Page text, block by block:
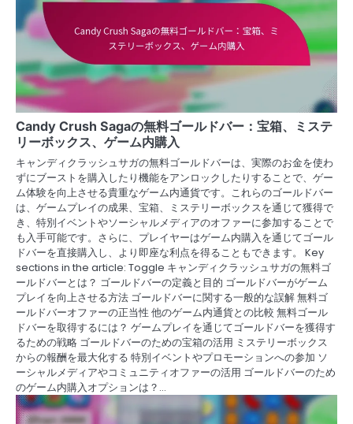
Candy Crush Sagaの無料ゴールドバー：宝箱、ミステ
リーボックス、ゲーム内購入
キャンディクラッシュサガの無料ゴールドバーは、実際のお金を使わ
ずにブーストを購入したり機能をアンロックしたりすることで、ゲー
ム体験を向上させる貴重なゲーム内通貨です。これらのゴールドバー
は、ゲームプレイの成果、宝箱、ミステリーボックスを通じて獲得で
き、特別イベントやソーシャルメディアのオファーに参加することで
も入手可能です。さらに、プレイヤーはゲーム内購入を通じてゴール
ドバーを直接購入し、より即座な利点を得ることもできます。 Key
sections in the article: Toggle キャンディクラッシュサガの無料ゴ
ールドバーとは？ ゴールドバーの定義と目的 ゴールドバーがゲーム
プレイを向上させる方法 ゴールドバーに関する一般的な誤解 無料ゴ
ールドバーオファーの正当性 他のゲーム内通貨との比較 無料ゴール
ドバーを取得するには？ ゲームプレイを通じてゴールドバーを獲得す
るための戦略 ゴールドバーのための宝箱の活用 ミステリーボックス
からの報酬を最大化する 特別イベントやプロモーションへの参加 ソ
ーシャルメディアやコミュニティオファーの活用 ゴールドバーのため
のゲーム内購入オプションは？…